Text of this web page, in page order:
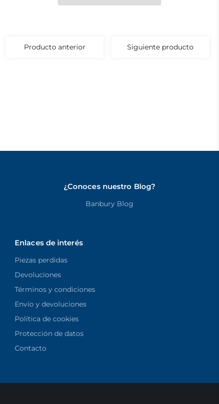
Producto anterior Siguiente producto
¿Conoces nuestro Blog?
Banbury Blog
Enlaces de interés
Piezas perdidas
Devoluciones
Términos y condiciones
Envío y devoluciones
Política de cookies
Protección de datos
Contacto